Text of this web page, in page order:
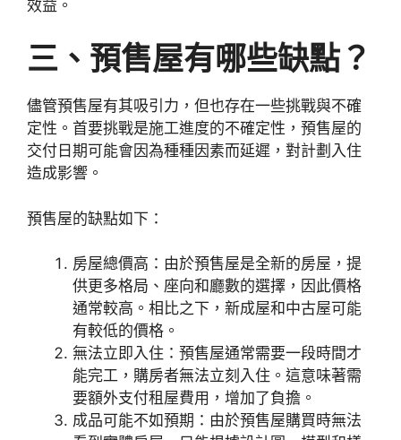
效益。
三、預售屋有哪些缺點？
儘管預售屋有其吸引力，但也存在一些挑戰與不確
定性。首要挑戰是施工進度的不確定性，預售屋的
交付日期可能會因為種種因素而延遲，對計劃入住
造成影響。
預售屋的缺點如下：
房屋總價高：由於預售屋是全新的房屋，提
供更多格局、座向和廳數的選擇，因此價格
通常較高。相比之下，新成屋和中古屋可能
有較低的價格。
無法立即入住：預售屋通常需要一段時間才
能完工，購房者無法立刻入住。這意味著需
要額外支付租屋費用，增加了負擔。
成品可能不如預期：由於預售屋購買時無法